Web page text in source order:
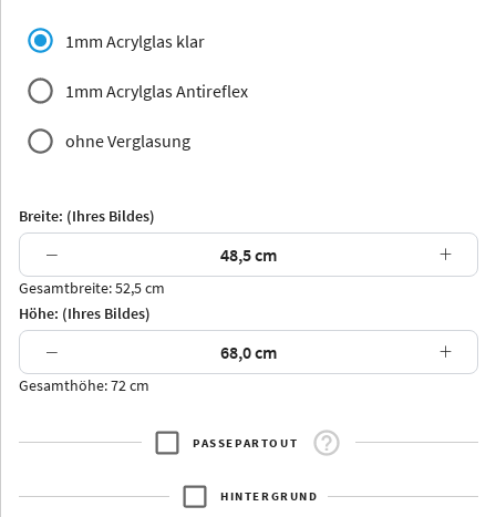
Jersey Dauphine
Arran Luzern
Thurgau
1mm Acrylglas klar
1mm Acrylglas Antireflex
ohne Verglasung
Breite: (Ihres Bildes)
− +
Gesamtbreite: 52,5 cm
Höhe: (Ihres Bildes)
− +
Gesamthöhe: 72 cm
PASSEPARTOUT
HINTERGRUND